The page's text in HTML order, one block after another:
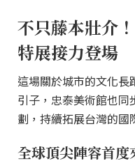
不只藤本壯介
特展接力登場
這場關於城市的文化
引子，忠泰美術館也
劃，持續拓展台灣的國
全球頂尖陣容首